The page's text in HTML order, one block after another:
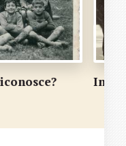
In